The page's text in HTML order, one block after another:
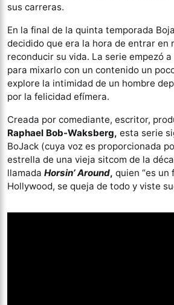
sus carreras.
En la final de la quinta temporada
decidido que era la hora de entrar en
reconducir su vida. La serie empezó
para mixarlo con un contenido un
explore la intimidad de un hombre
por la felicidad efímera.
Creada por comediante, escritor,
Raphael Bob-Waksberg, esta serie
BoJack (cuya voz es proporcionada
estrella de una vieja sitcom de la
llamada Horsin’ Around, quien “es un
Hollywood, se queja de todo y viste